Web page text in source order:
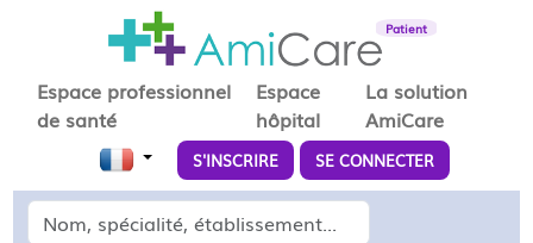
Patient
Espace professionnel
de santé
Espace
hôpital
La solution
AmiCare
S'INSCRIRE SE CONNECTER
Médecin, spécialité, établissement...